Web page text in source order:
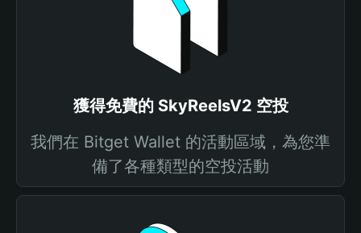
獲得免費的 SkyReelsV2 空投
我們在 Bitget Wallet 的活動區域，為您準
備了各種類型的空投活動